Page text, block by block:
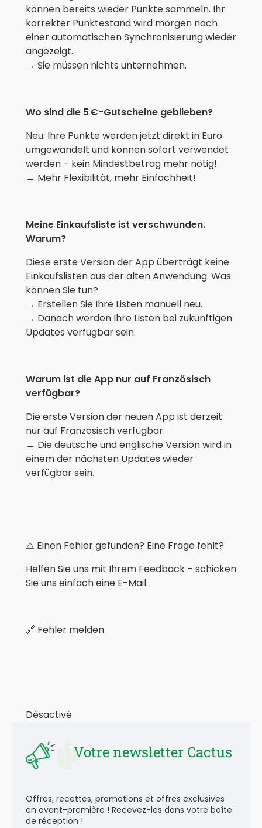
können bereits wieder Punkte sammeln. Ihr
korrekter Punktestand wird morgen nach
einer automatischen Synchronisierung wieder
angezeigt.
→ Sie müssen nichts unternehmen.
Wo sind die 5 €-Gutscheine geblieben?
Neu: Ihre Punkte werden jetzt direkt in Euro
umgewandelt und können sofort verwendet
werden – kein Mindestbetrag mehr nötig!
→ Mehr Flexibilität, mehr Einfachheit!
Meine Einkaufsliste ist verschwunden.
Warum?
Diese erste Version der App überträgt keine
Einkaufslisten aus der alten Anwendung. Was
können Sie tun?
→ Erstellen Sie Ihre Listen manuell neu.
→ Danach werden Ihre Listen bei zukünftigen
Updates verfügbar sein.
Warum ist die App nur auf Französisch
verfügbar?
Die erste Version der neuen App ist derzeit
nur auf Französisch verfügbar.
→ Die deutsche und englische Version wird in
einem der nächsten Updates wieder
verfügbar sein.
⚠️ Einen Fehler gefunden? Eine Frage fehlt?
Helfen Sie uns mit Ihrem Feedback – schicken
Sie uns einfach eine E-Mail.
🔗 Fehler melden
Désactivé
Votre newsletter Cactus
Offres, recettes, promotions et offres exclusives
en avant-première ! Recevez-les dans votre boîte
de réception !